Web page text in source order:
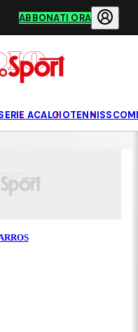
ABBONATI ORA
ACALCIOTENNIS